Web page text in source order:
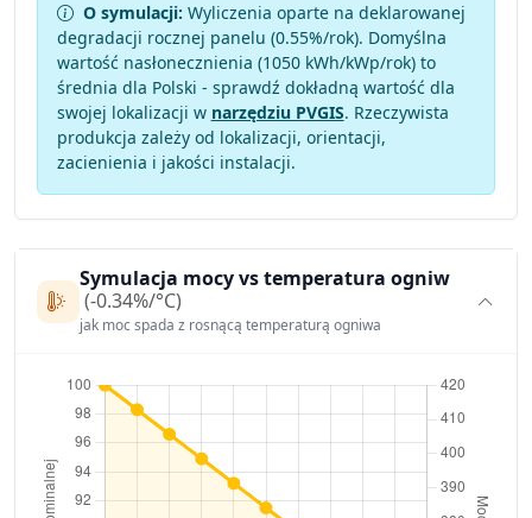
O symulacji: Wyliczenia oparte na deklarowanej
degradacji rocznej panelu (0.55%/rok). Domyślna
wartość nasłonecznienia (1050 kWh/kWp/rok) to
średnia dla Polski - sprawdź dokładną wartość dla
swojej lokalizacji w narzędziu PVGIS. Rzeczywista
produkcja zależy od lokalizacji, orientacji,
zacienienia i jakości instalacji.
Symulacja mocy vs temperatura ogniw
(-0.34%/°C)
jak moc spada z rosnącą temperaturą ogniwa